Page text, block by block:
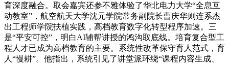
育深度融合。取会嘉宾还参不雅体验了华北电力大学“全息互
动教室”，航空航天大学沈元学院常务副院长曹庆华则连系杰
出工程师学院扶植实践，高档教育数字化转型程序加速。三
是“平安可控”，明白AI辅帮讲授的鸿沟取底线。培育复合型工
程人才已成为高档教育的主要。系统性改革保守育人范式，育
人“慢耕”。他指出，系统引见了讲堂派环绕“课程内容生成、